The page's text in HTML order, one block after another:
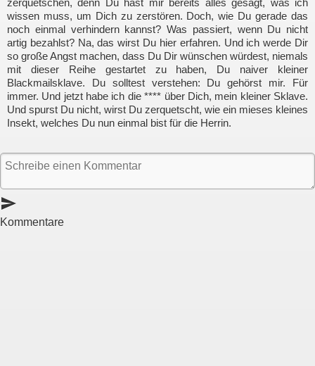
zerquetschen, denn Du hast mir bereits alles gesagt, was ich
wissen muss, um Dich zu zerstören. Doch, wie Du gerade das
noch einmal verhindern kannst? Was passiert, wenn Du nicht
artig bezahlst? Na, das wirst Du hier erfahren. Und ich werde Dir
so große Angst machen, dass Du Dir wünschen würdest, niemals
mit dieser Reihe gestartet zu haben, Du naiver kleiner
Blackmailsklave. Du solltest verstehen: Du gehörst mir. Für
immer. Und jetzt habe ich die **** über Dich, mein kleiner Sklave.
Und spurst Du nicht, wirst Du zerquetscht, wie ein mieses kleines
Insekt, welches Du nun einmal bist für die Herrin.
send
Kommentare